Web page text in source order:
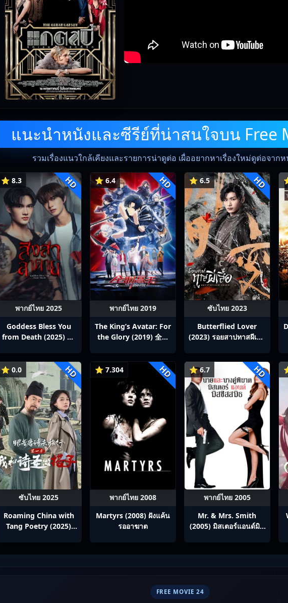
แนะนำหนังและซีรีย์ที่น่าสนใจบน Free
รวมเรื่องแนวใกล้เคียงและรายการน่าดูต่อ เผื่ออยากหาเรื่องใหม่ดูต่อจาก
⭐ 8.3 HD
พากย์ไทย 2025
Goddess Bless You
from Death (2025) สิง
⭐ 6.4 HD
พากย์ไทย 2019
The King’s Avatar: For
the Glory (2019) 全职
⭐ 6.5 HD
ซับไทย 2023
Butterflied Lover
(2023) รอยสาปทาสผีเสื้อ
⭐ 0.0 HD
ซับไทย 2025
Roaming China with
Tang Poetry (2025)
⭐ 7.304 HD
พากย์ไทย 2008
Martyrs (2008) ฝังแค้น
รออาฆาต
⭐ 6.7 HD
พากย์ไทย 2005
Mr. & Mrs. Smith
(2005) มิสเตอร์แอนด์มิส
FREE MOVIE 24